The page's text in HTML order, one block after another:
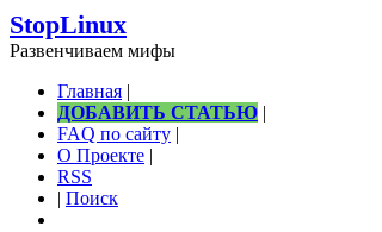
StopLinux
Развенчиваем мифы
Главная |
ДОБАВИТЬ СТАТЬЮ |
FAQ по сайту |
О Проекте |
RSS
| Поиск